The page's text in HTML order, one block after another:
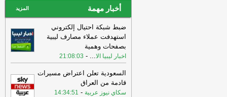
أخبار مهمة المزيد
ضبط شبكة احتيال إلكتروني
استهدفت عملاء مصارف ليبية
بصفحات وهمية
اخبار ليبيا الا...
-
21:08:03
السعودية تعلن اعتراض مسيرات
قادمة من العراق
سكاي نيوز عربية -
14:34:51